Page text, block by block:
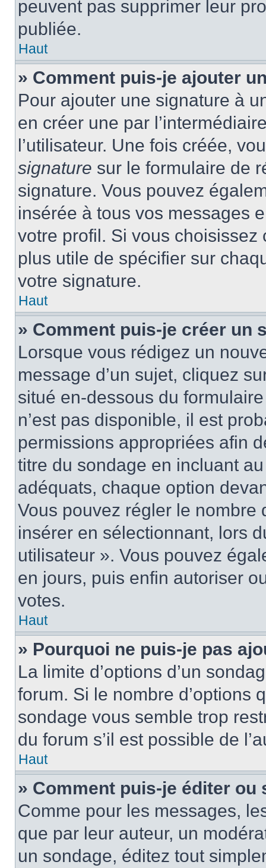
peuvent pas supprimer leur
publiée.
Haut
» Comment puis-je ajouter
Pour ajouter une signature à
en créer une par
l’utilisateur. Une fois créée,
signature sur le formulaire de
signature. Vous pouvez
insérée à tous vos messages
votre profil. Si vous
plus utile de spécifier sur
votre signature.
Haut
» Comment puis-je créer un
Lorsque vous rédigez un
message d’un sujet, cliquez
situé en-dessous du
n’est pas disponible, il est
permissions appropriées afin
titre du sondage en incluant
adéquats, chaque option
Vous pouvez régler le nombre
insérer en sélectionnant, lors
utilisateur ». Vous pouvez
en jours, puis enfin autoriser
votes.
Haut
» Pourquoi ne puis-je pas
La limite d’options d’un
forum. Si le nombre d’options
sondage vous semble trop
du forum s’il est possible de
Haut
» Comment puis-je éditer ou
Comme pour les messages,
que par leur auteur, un
un sondage, éditez tout